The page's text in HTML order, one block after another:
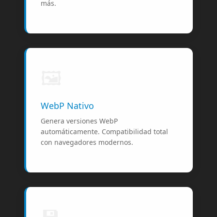
más.
WebP Nativo
Genera versiones WebP
automáticamente. Compatibilidad total
con navegadores modernos.